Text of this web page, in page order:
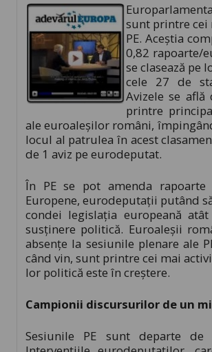
sunt printre cei
PE. Aceştia
0,82 rapoarte/
se clasează pe
cele 27 de
Avizele se află
printre
ale euroaleşilor români,
locul al patrulea în acest
de 1 aviz pe eurodeputat.
În PE se pot amenda rapoarte
Europene, eurodeputaţii putând
condei legislaţia europeană
susţinere politică. Euroaleşii
absenţe la sesiunile plenare ale
când vin, sunt printre cei mai
lor politică este în creştere.
Campionii discursurilor de un
Sesiunile PE sunt departe